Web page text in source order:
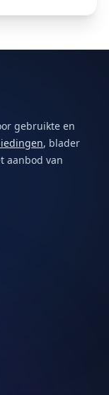
gebruikte en
, blader
aanbod van